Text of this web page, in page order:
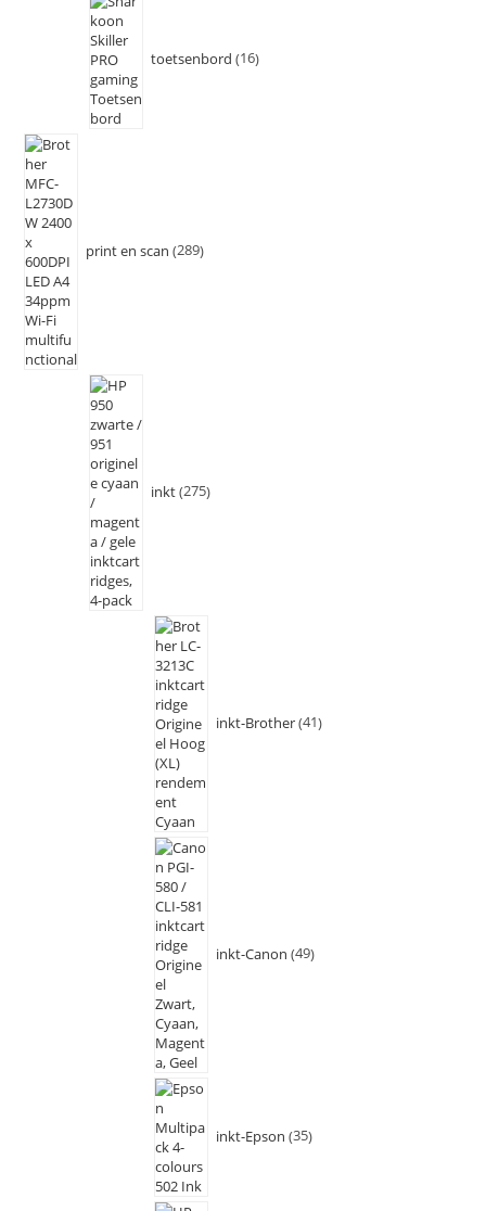
toetsenbord 16
print en scan 289
inkt 275
inkt-Brother 41
inkt-Canon 49
inkt-Epson 35